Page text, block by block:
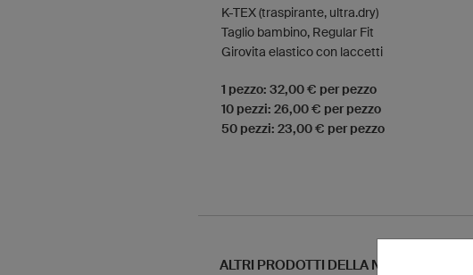
K-TEX (traspirante, ultra.dry)
Taglio bambino, Regular Fit
Girovita elastico con laccetti
1 pezzo: 32,00 € per pezzo
10 pezzi: 26,00 € per pezzo
50 pezzi: 23,00 € per pezzo
ALTRI PRODOTTI DELLA NOSTRA GAMMA